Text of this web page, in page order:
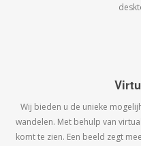
Wij bieden u de unieke
wandelen. Met behulp van
komt te zien. Een beeld zegt